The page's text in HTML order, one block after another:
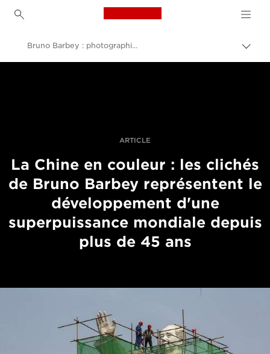
Canon Logo, back to
entre
Bruno Barbey : photographier la Chine
ARTICLE
La Chine en couleur : les clichés
de Bruno Barbey représentent le
développement d'une
superpuissance mondiale depuis
plus de 45 ans